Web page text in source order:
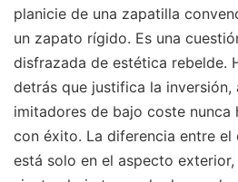
planicie de una zapatilla
un zapato rígido. Es una
disfrazada de estética rebelde.
detrás que justifica la inversión,
imitadores de bajo coste nunca
con éxito. La diferencia entre
está solo en el aspecto